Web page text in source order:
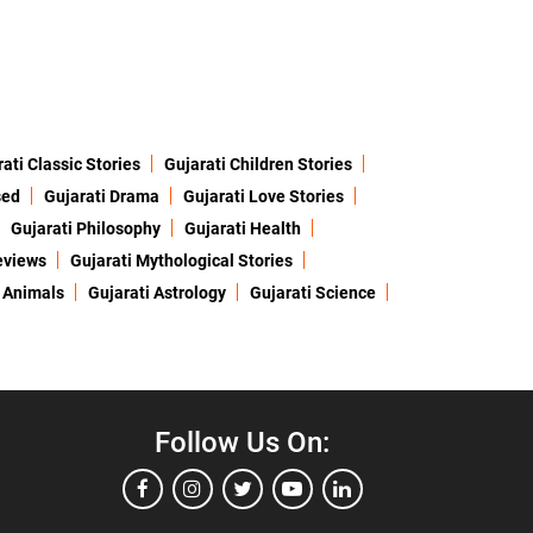
Classic Stories
Gujarati Children Stories
Gujarati Drama
Gujarati Love Stories
Gujarati Philosophy
Gujarati Health
Gujarati Mythological Stories
Gujarati Astrology Gujarati Science
Follow Us On: